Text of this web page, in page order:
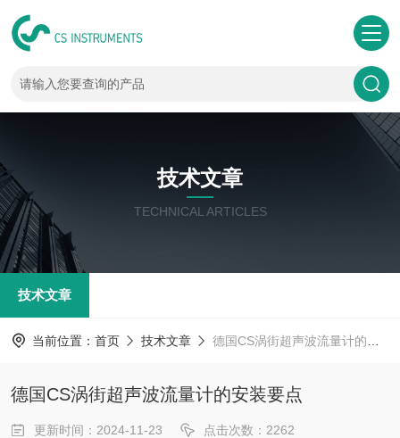
技术文章
TECHNICAL ARTICLES
技术文章
当前位置： 首页 技术文章 德国CS涡街超声波流量计的安装要点
德国CS涡街超声波流量计的安装要点
更新时间：2024-11-23 点击次数：2262